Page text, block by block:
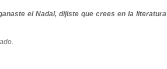
el Nadal, dijiste que crees en la literatura